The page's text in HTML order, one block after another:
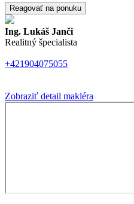
Reagovať na ponuku
Ing. Lukáš Janči
Realitný špecialista
+421904075055
Zobraziť detail makléra